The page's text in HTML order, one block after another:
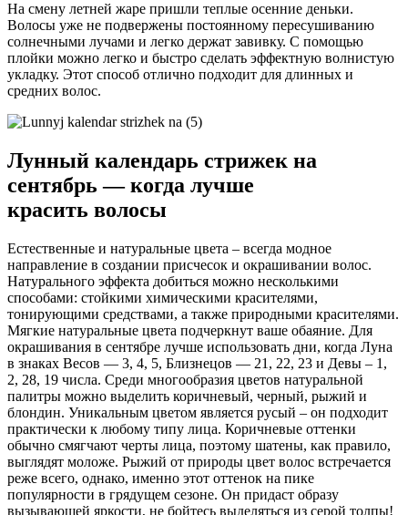
На смену летней жаре пришли теплые осенние деньки.
Волосы уже не подвержены постоянному пересушиванию
солнечными лучами и легко держат завивку. С помощью
плойки можно легко и быстро сделать эффектную волнистую
укладку. Этот способ отлично подходит для длинных и
средних волос.
Лунный календарь стрижек на
сентябрь — когда лучше
красить волосы
Естественные и натуральные цвета – всегда модное
направление в создании присчесок и окрашивании волос.
Натурального эффекта добиться можно несколькими
способами: стойкими химическими красителями,
тонирующими средствами, а также природными красителями.
Мягкие натуральные цвета подчеркнут ваше обаяние. Для
окрашивания в сентябре лучше использовать дни, когда Луна
в знаках Весов — 3, 4, 5, Близнецов — 21, 22, 23 и Девы – 1,
2, 28, 19 числа. Среди многообразия цветов натуральной
палитры можно выделить коричневый, черный, рыжий и
блондин. Уникальным цветом является русый – он подходит
практически к любому типу лица. Коричневые оттенки
обычно смягчают черты лица, поэтому шатены, как правило,
выглядят моложе. Рыжий от природы цвет волос встречается
реже всего, однако, именно этот оттенок на пике
популярности в грядущем сезоне. Он придаст образу
вызывающей яркости, не бойтесь выделяться из серой толпы!